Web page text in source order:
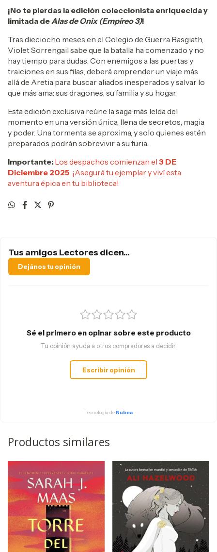
¡No te pierdas la edición coleccionista enriquecida y
limitada deAlas de Onix (Empíreo 3)!
Tras dieciocho meses en el Colegio de Guerra Basgiath,
Violet Sorrengail sabe que la batalla ha comenzado y no
hay tiempo para dudas. Con enemigos a las puertas y
traiciones en sus filas, deberá emprender un viaje más
allá de Aretia para buscar aliados inesperados y salvar lo
que más ama: sus dragones, su familia y su hogar.
Esta edición exclusiva reúne la saga más leída del
momento en una versión única, llena de secretos, magia
y poder. Una tormenta se aproxima, y solo quienes estén
preparados podrán sobrevivir a su furia.
Importante: Los despachos comienzan el 3 DE
Diciembre 2025. ¡Asegurá tu ejemplar y viví esta
aventura épica en tu biblioteca!
Tus amigos Lectores dicen...
Dejános tu opinión
Sé el primero en opinar sobre este producto
Tu opinión ayuda a otros compradores a decidir.
Escribir opinión
Tecnología de Nubea
Productos similares